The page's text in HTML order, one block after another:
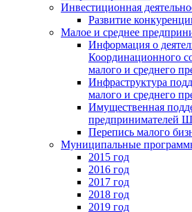
Инвестиционная
Развитие
Малое и среднее
Информация о
Координационного
малого и среднего
Инфраструктура
малого и среднего
Имущественная
предпринимателей
Перепись малого
Муниципальные
2015 год
2016 год
2017 год
2018 год
2019 год